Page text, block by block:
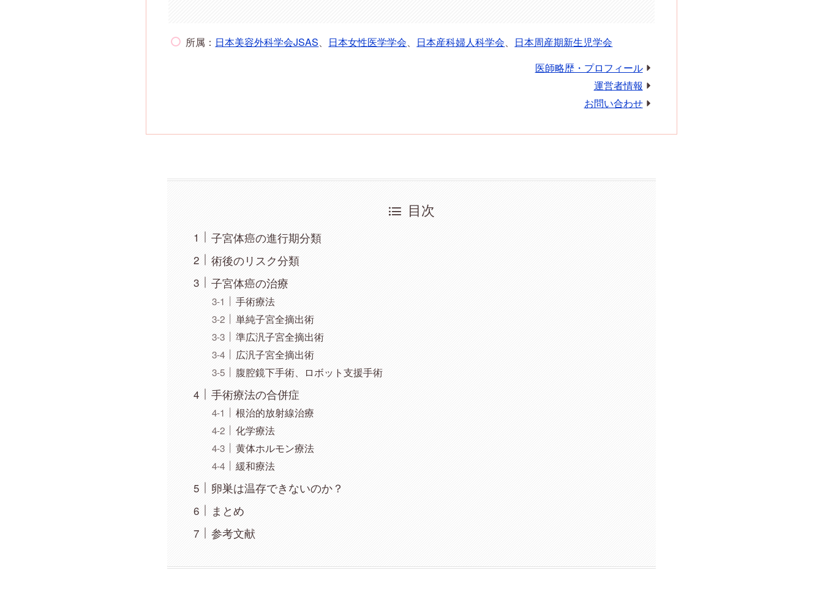
所属： 日本美容外科学会JSAS 日本女性医学学会 日本産科婦人科学会
日本周産期新生児学会
医師略歴・プロフィール
運営者情報
お問い合わせ
目次
子宮体癌の進行期分類
術後のリスク分類
子宮体癌の治療
手術療法
単純子宮全摘出術
準広汎子宮全摘出術
広汎子宮全摘出術
腹腔鏡下手術、ロボット支援手術
手術療法の合併症
根治的放射線治療
化学療法
黄体ホルモン療法
緩和療法
卵巣は温存できないのか？
まとめ
参考文献